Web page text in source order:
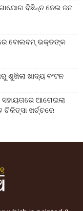
ବିଛିନ୍ନ ନେଇ ଜନ
ବୋଲବମ୍ ଭକ୍ତଙ୍କ
ଶୁଖିଲା ଖାଦ୍ୟ ବଂଟନ
ସହାୟତାରେ ଆଗେଇଲା
ଚିକିତ୍ସା ଖର୍ଚ୍ଚରେ